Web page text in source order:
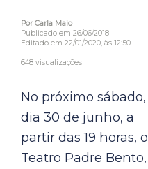
Por Carla Maio
Publicado em 26/06/2018
Editado em 22/01/2020, às 12:50
648 visualizações
No próximo sábado,
dia 30 de junho, a
partir das 19 horas, o
Teatro Padre Bento,